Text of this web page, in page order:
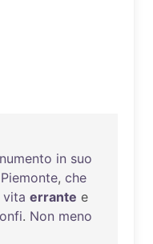
in suo
Piemonte, che
vita errante e
. Non meno